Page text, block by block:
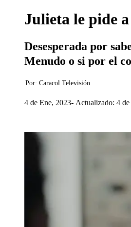
Julieta le pide
Desesperada por
Menudo o si por el
Por: Caracol Televisión
4 de Ene, 2023 Actualizado: 4 de